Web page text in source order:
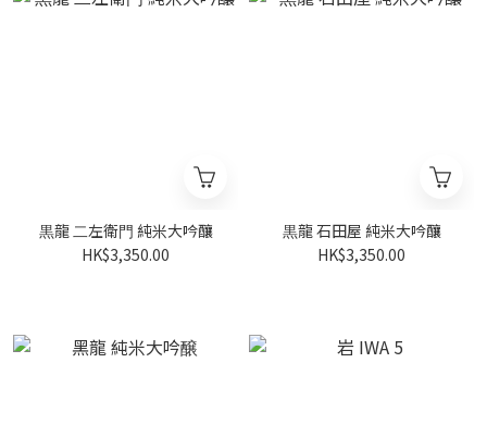
黒龍 ⼆左衛⾨ 純米大吟釀
HK$3,350.00
黒龍 石田屋 純米大吟釀
HK$3,350.00